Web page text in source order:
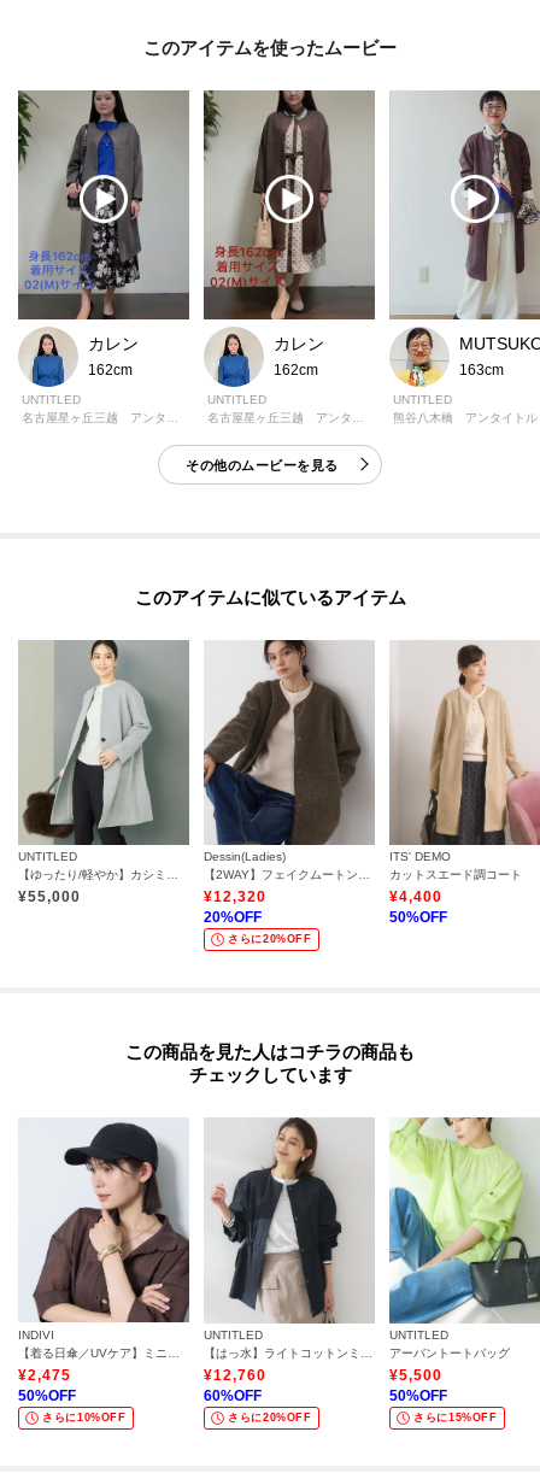
このアイテムを使ったムービー
カレン
162cm
UNTITLED
カレン
162cm
UNTITLED
163cm
UNTITLED
熊谷八木橋 アンタイトル
その他のムービーを見る
このアイテムに似ているアイテム
UNTITLED
¥55,000
Dessin(Ladies)
¥12,320
20%OFF
さらに20%OFF
ITS' DEMO
カットスエード調コート
¥4,400
50%OFF
この商品を見た人はコチラの商品も
チェックしています
INDIVI
¥2,475
50%OFF
さらに10%OFF
UNTITLED
¥12,760
60%OFF
さらに20%OFF
UNTITLED
アーバントートバッグ
¥5,500
50%OFF
さらに15%OFF